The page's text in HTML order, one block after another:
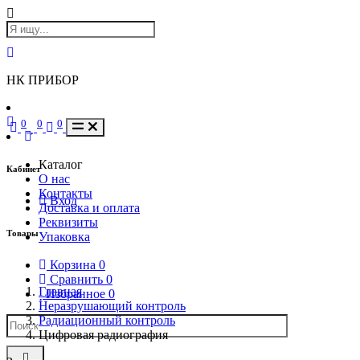
НК ПРИБОР
Кабинет
Вход
Товары
Корзина 0
Сравнить 0
Избранное 0
0 0 0
Каталог
О нас
Контакты
Доставка и оплата
Реквизиты
Упаковка
Главная
Неразрушающий контроль
Радиационный контроль
Цифровая радиография